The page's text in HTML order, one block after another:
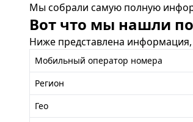
Мы собрали самую полную
Вот что мы нашли по
Ниже представлена
Мобильный оператор номера
Регион
Гео